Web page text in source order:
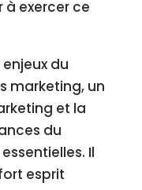
à exercer ce
du
marketing, un
et la
du
Il
esprit